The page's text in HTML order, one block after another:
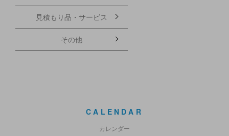
見積もり品・サービス
その他
CALENDAR
カレンダー